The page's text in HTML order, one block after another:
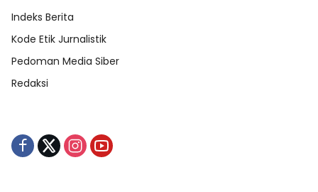
Indeks Berita
Kode Etik Jurnalistik
Pedoman Media Siber
Redaksi